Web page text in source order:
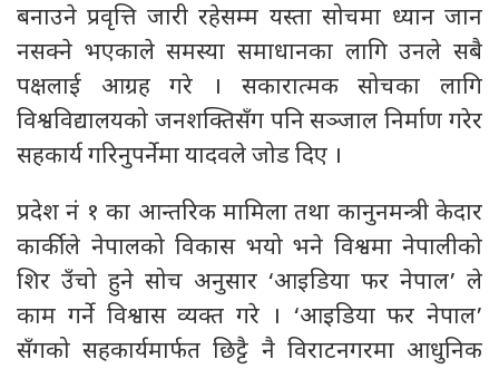
बनाउने प्रवृत्ति जारी रहेसम्म यस्ता सोचमा ध्यान जान
नसक्ने भएकाले समस्या समाधानका लागि उनले सबै
पक्षलाई आग्रह गरे । सकारात्मक सोचका लागि
विश्वविद्यालयको जनशक्तिसँग पनि सञ्जाल निर्माण गरेर
सहकार्य गरिनुपर्नेमा यादवले जोड दिए ।
प्रदेश नं १ का आन्तरिक मामिला तथा कानुनमन्त्री केदार
कार्कीले नेपालको विकास भयो भने विश्वमा नेपालीको
शिर उँचो हुने सोच अनुसार ‘आइडिया फर नेपाल’ ले
काम गर्ने विश्वास व्यक्त गरे । ‘आइडिया फर नेपाल’
सँगको सहकार्यमार्फत छिट्टै नै विराटनगरमा आधुनिक